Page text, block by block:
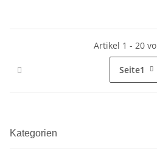
Artikel 1 - 20
Seite1
Kategorien